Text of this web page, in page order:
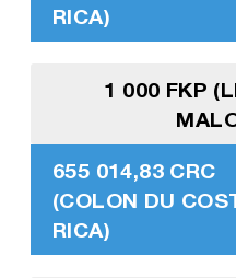
RICA)
1 000 FKP
655 014,83 CRC
(COLON DU
RICA)